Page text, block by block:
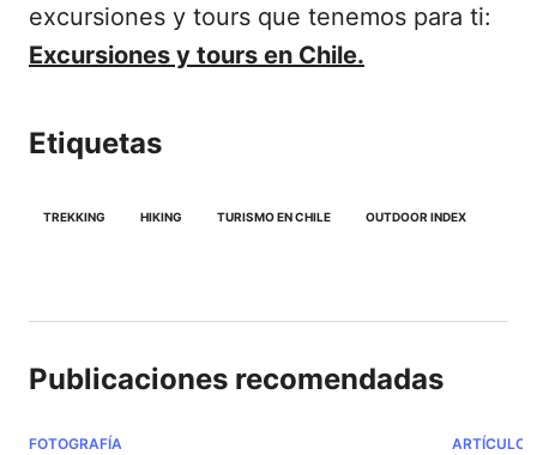
excursiones y tours que tenemos para ti:
Excursiones y tours en Chile.
Etiquetas
TREKKING HIKING TURISMO EN CHILE OUTDOOR INDEX
Publicaciones recomendadas
FOTOGRAFÍA ARTÍCULOS